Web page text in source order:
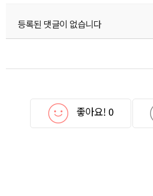
등록된 댓글이 없습니다
좋아요! 0